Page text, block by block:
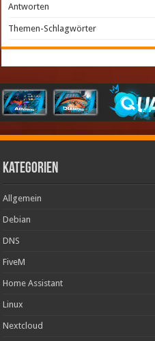
Antworten
Themen-Schlagwörter
Kategorien
Allgemein
Debian
DNS
FiveM
Home Assistant
Linux
Nextcloud